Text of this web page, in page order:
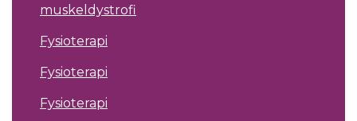
muskeldystrofi
Fysioterapi
Fysioterapi
Fysioterapi